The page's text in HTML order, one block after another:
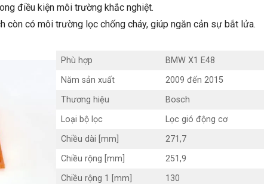
điều kiện môi trường khắc nghiệt.
còn có môi trường lọc chống cháy, giúp ngăn cản sự bắt lửa.
Phù hợp
BMW X1 E48
Năm sản xuất
2009 đến 2015
Thương hiệu
Bosch
Loại bộ lọc
Lọc gió động cơ
Chiều dài [mm]
271,7
Chiều rộng [mm]
251,9
Chiều rộng 1 [mm]
130